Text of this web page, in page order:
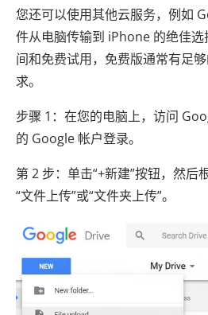
您还可以使用其他云服务，例如
件从电脑传输到 iPhone 的绝佳
间和免费试用，免费版通常有足
求。
步骤 1：在您的电脑上，访问
的 Google 帐户登录。
第 2 步：单击“+新建”按钮，然后
“文件上传”或“文件夹上传”。